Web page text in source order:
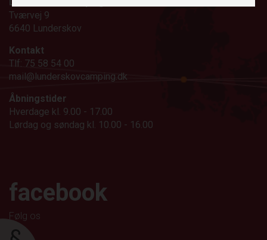
Tværvej 9
6640 Lunderskov
Kontakt
Tlf: 75 58 54 00
mail@lunderskovcamping.dk
Åbningstider
Hverdage kl. 9.00 - 17.00
Lørdag og søndag kl. 10.00 - 16.00
facebook
Følg os